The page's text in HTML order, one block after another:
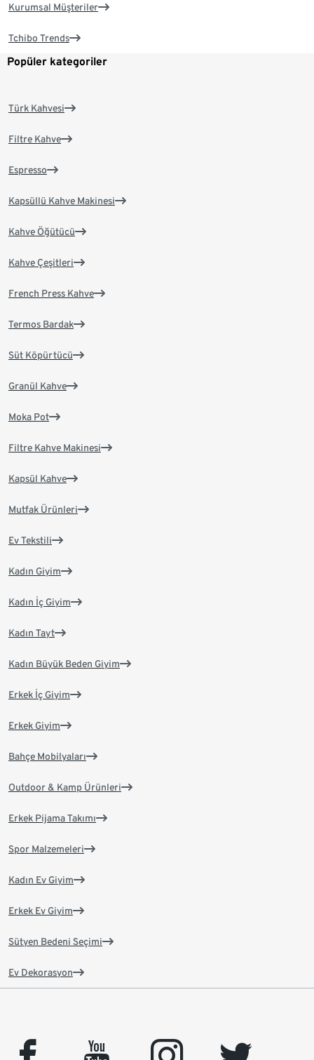
Kurumsal Müşteriler
Tchibo Trends
Popüler kategoriler
Türk Kahvesi
Filtre Kahve
Espresso
Kapsüllü Kahve Makinesi
Kahve Öğütücü
Kahve Çeşitleri
French Press Kahve
Termos Bardak
Süt Köpürtücü
Granül Kahve
Moka Pot
Filtre Kahve Makinesi
Kapsül Kahve
Mutfak Ürünleri
Ev Tekstili
Kadın Giyim
Kadın İç Giyim
Kadın Tayt
Kadın Büyük Beden Giyim
Erkek İç Giyim
Erkek Giyim
Bahçe Mobilyaları
Outdoor & Kamp Ürünleri
Erkek Pijama Takımı
Spor Malzemeleri
Kadın Ev Giyim
Erkek Ev Giyim
Sütyen Bedeni Seçimi
Ev Dekorasyon